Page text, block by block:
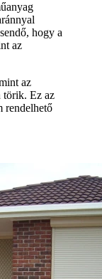
hogy a
az
az
törik. Ez az
rendelhető